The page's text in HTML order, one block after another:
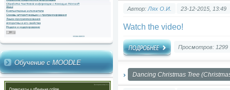
Обучение с MOODLE
Автор: Лях О.И. 23-12-2015, 13:49
Watch the video!
Просмотров: 1299
Dancing Christmas Tree